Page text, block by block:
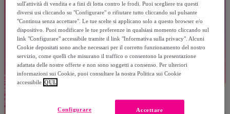
sull'attività di vendita e a fini di lotta contro le frodi. Puoi scegliere tra questi
diversi usi cliccando su "Configurare" o rifiutare tutto cliccando sul pulsante
"Continua senza accettare". Le tue scelte si applicano solo a questo browser e/o
dispositivo. Puoi modificare le tue preferenze in qualsiasi momento cliccando sul
link "Configurare" accessibile tramite il link "Informativa sulla privacy". Alcuni
Cookie depositati sono anche necessari per il corretto funzionamento del nostro
servizio, come quelli che misurano il traffico o consentono la presentazione
adattata delle nostre offerte e non sono soggetti a consenso. Per ulteriori
informazioni sui Cookie, puoi consultare la nostra Politica sui Cookie
accessibile QUI.
Accettare
Configurare